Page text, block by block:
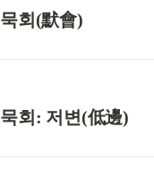
묵회(默會)
묵회: 저변(低邊)